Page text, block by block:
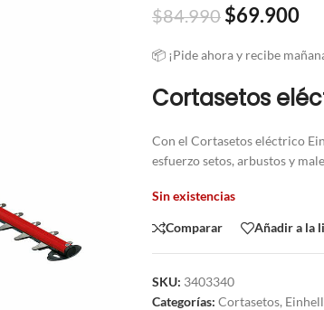
$84.990 $69.900
📦 ¡Pide ahora y recibe
Cortasetos
Con el Cortasetos eléctrico
esfuerzo setos, arbustos y
Sin existencias
Comparar Añadir a la
SKU: 3403340
Categorías: Cortasetos, Einhell